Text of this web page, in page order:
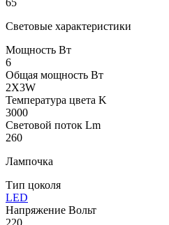
Световые характеристики
Мощность Вт
6
Общая мощность Вт
2X3W
Температура цвета K
3000
Световой поток Lm
260
Лампочка
Тип цоколя
LED
Напряжение Вольт
220